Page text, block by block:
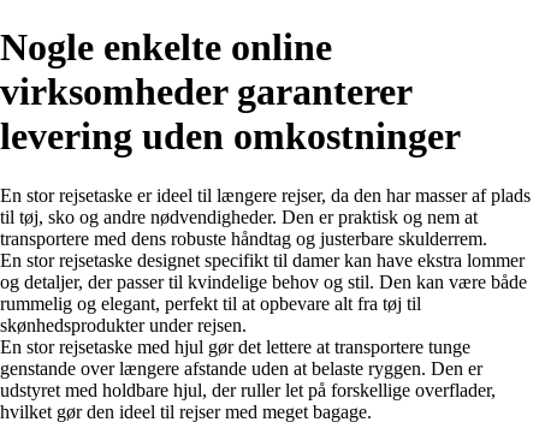
Nogle enkelte online
virksomheder garanterer
levering uden omkostninger
En stor rejsetaske er ideel til længere rejser, da den har masser af plads
til tøj, sko og andre nødvendigheder. Den er praktisk og nem at
transportere med dens robuste håndtag og justerbare skulderrem.
En stor rejsetaske designet specifikt til damer kan have ekstra lommer
og detaljer, der passer til kvindelige behov og stil. Den kan være både
rummelig og elegant, perfekt til at opbevare alt fra tøj til
skønhedsprodukter under rejsen.
En stor rejsetaske med hjul gør det lettere at transportere tunge
genstande over længere afstande uden at belaste ryggen. Den er
udstyret med holdbare hjul, der ruller let på forskellige overflader,
hvilket gør den ideel til rejser med meget bagage.